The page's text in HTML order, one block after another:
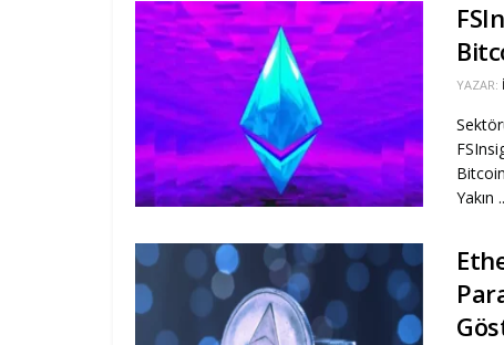
YAZAR:
Yakın